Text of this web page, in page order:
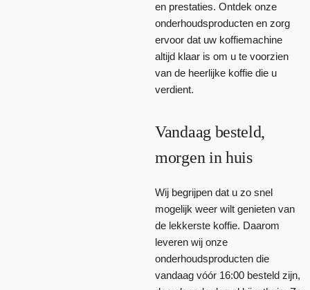
en prestaties. Ontdek onze
onderhoudsproducten en zorg
ervoor dat uw koffiemachine
altijd klaar is om u te voorzien
van de heerlijke koffie die u
verdient.
Vandaag besteld,
morgen in huis
Wij begrijpen dat u zo snel
mogelijk weer wilt genieten van
de lekkerste koffie. Daarom
leveren wij onze
onderhoudsproducten die
vandaag vóór 16:00 besteld zijn,